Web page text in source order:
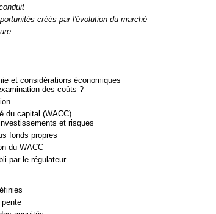
créés par l'évolution du marché
et considérations économiques
des coûts ?
du capital (WACC)
et risques
fonds propres
du WACC
par le régulateur